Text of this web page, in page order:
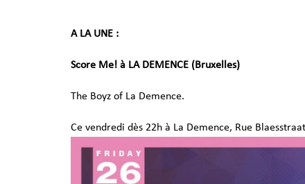
A LA UNE :
Score Me! à LA DEMENCE (Bruxelles)
The Boyz of La Demence.
Ce vendredi dès 22h à La Demence, Rue